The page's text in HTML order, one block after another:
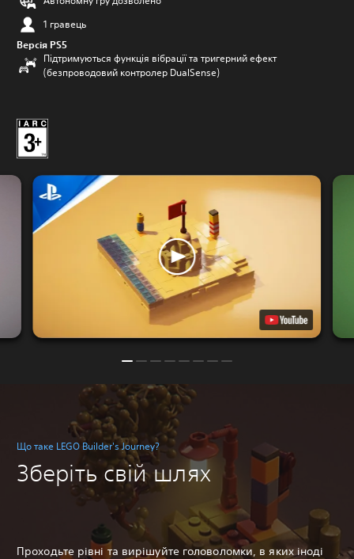
1 гравець
Версія PS5
Підтримуються функція вібрації та тригерний ефект
(безпроводовий контролер DualSense)
Що таке LEGO Builder's Journey?
Зберіть свій шлях
Проходьте рівні та вирішуйте головоломки, в яких іноді